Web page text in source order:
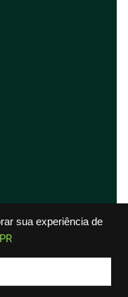
sua experiência de
reservados.